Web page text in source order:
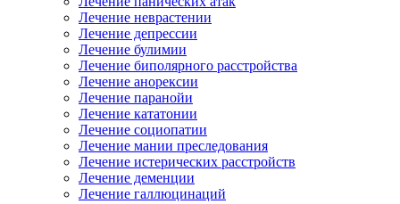
Лечение неврастении
Лечение депрессии
Лечение булимии
Лечение биполярного расстройства
Лечение анорексии
Лечение паранойи
Лечение кататонии
Лечение социопатии
Лечение мании преследования
Лечение истерических расстройств
Лечение деменции
Лечение галлюцинаций